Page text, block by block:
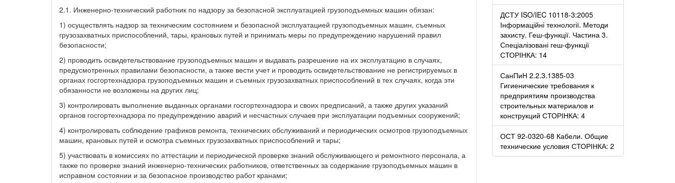
2.1. Инженерно-технический работник по надзору за безопасной эксплуатацией грузоподъемных машин обязан:
1) осуществлять надзор за техническим состоянием и безопасной эксплуатацией грузоподъемных машин, съемных
грузозахватных приспособлений, тары, крановых путей и принимать меры по предупреждению нарушений правил
безопасности;
2) проводить освидетельствование грузоподъемных машин и выдавать разрешение на их эксплуатацию в случаях,
предусмотренных правилами безопасности, а также вести учет и проводить освидетельствование не регистрируемых в
органах госгортехнадзора грузоподъемных машин и съемных грузозахватных приспособлений в тех случаях, когда эти
обязанности не возложены на других лиц;
3) контролировать выполнение выданных органами госгортехнадзора и своих предписаний, а также других указаний
органов госгортехнадзора по предупреждению аварий и несчастных случаев при эксплуатации подъемных сооружений;
4) контролировать соблюдение графиков ремонта, технических обслуживаний и периодических осмотров грузоподъемных
машин, крановых путей и осмотра съемных грузозахватных приспособлений и тары;
5) участвовать в комиссиях по аттестации и периодической проверке знаний обслуживающего и ремонтного персонала, а
также по проверке знаний инженерно-технических работников, ответственных за содержание грузоподъемных машин в
исправном состоянии и за безопасное производство работ кранами;
ДСТУ ISO/IEC 10118-3:2005
Інформаційні технології. Методи
захисту. Геш-функції. Частина 3.
Спеціалізовані геш-функції
СТОРІНКА: 14
СанПиН 2.2.3.1385-03
Гигиенические требования к
предприятиям производства
строительных материалов и
конструкций СТОРІНКА: 4
ОСТ 92-0320-68 Кабели. Общие
технические условия СТОРІНКА: 2